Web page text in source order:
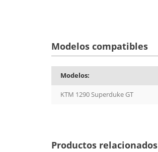
Modelos compatibles
Modelos:
KTM 1290 Superduke GT
Productos relacionados